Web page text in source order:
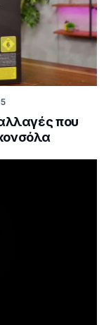
που